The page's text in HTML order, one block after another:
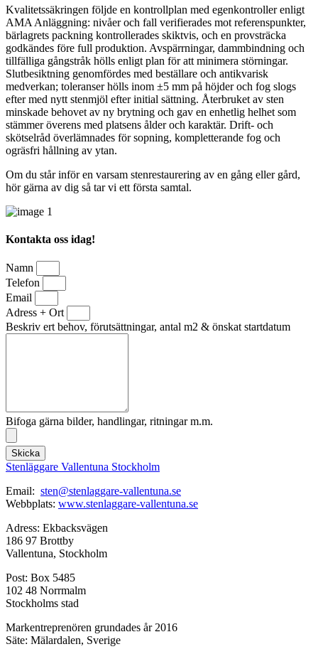
Kvalitetssäkringen följde en kontrollplan med egenkontroller enligt
AMA Anläggning: nivåer och fall verifierades mot referenspunkter,
bärlagrets packning kontrollerades skiktvis, och en provsträcka
godkändes före full produktion. Avspärrningar, dammbindning och
tillfälliga gångstråk hölls enligt plan för att minimera störningar.
Slutbesiktning genomfördes med beställare och antikvarisk
medverkan; toleranser hölls inom ±5 mm på höjder och fog slogs
efter med nytt stenmjöl efter initial sättning. Återbruket av sten
minskade behovet av ny brytning och gav en enhetlig helhet som
stämmer överens med platsens ålder och karaktär. Drift- och
skötselråd överlämnades för sopning, kompletterande fog och
ogräsfri hållning av ytan.
Om du står inför en varsam stenrestaurering av en gång eller gård,
hör gärna av dig så tar vi ett första samtal.
Kontakta oss idag!
Namn
Telefon
Email
Adress + Ort
Beskriv ert behov, förutsättningar, antal m2 & önskat startdatum
Bifoga gärna bilder, handlingar, ritningar m.m.
Skicka
Stenläggare Vallentuna Stockholm
Email: sten@stenlaggare-vallentuna.se
Webbplats: www.stenlaggare-vallentuna.se
Adress: Ekbacksvägen
186 97 Brottby
Vallentuna, Stockholm
Post: Box 5485
102 48 Norrmalm
Stockholms stad
Markentreprenören grundades år 2016
Säte: Mälardalen, Sverige